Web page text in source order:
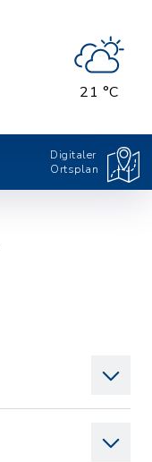
21 °C
Digitaler
Ortsplan